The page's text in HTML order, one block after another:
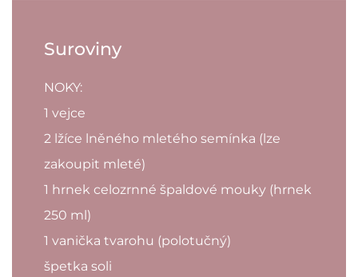
Suroviny
NOKY:
1 vejce
2 lžíce lněného mletého semínka (lze
zakoupit mleté)
1 hrnek celozrnné špaldové mouky (hrnek
250 ml)
1 vanička tvarohu (polotučný)
špetka soli